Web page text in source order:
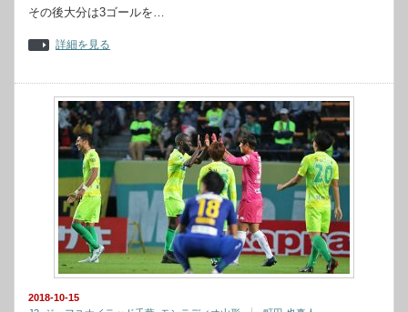
その後大分は3ゴールを…
詳細を見る
2018-10-15